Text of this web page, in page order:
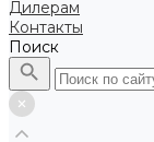
Дилерам
Контакты
Поиск